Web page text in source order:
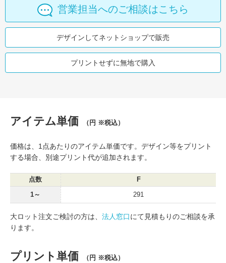
営業担当へのご相談はこちら
デザインしてネットショップで販売
プリントせずに無地で購入
アイテム単価 （円 ※税込）
価格は、1点あたりのアイテム単価です。デザイン等をプリント
する場合、別途プリント代が追加されます。
点数 F
1～ 291
大ロット注文ご検討の方は、 法人窓口にて見積もりのご相談を承
ります。
プリント単価 （円 ※税込）